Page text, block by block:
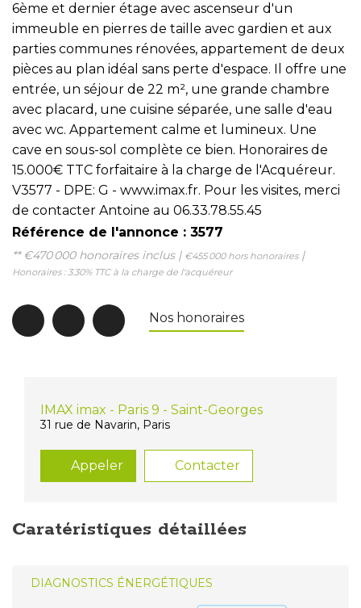
6ème et dernier étage avec ascenseur d'un
immeuble en pierres de taille avec gardien et aux
parties communes rénovées, appartement de deux
pièces au plan idéal sans perte d'espace. Il offre une
entrée, un séjour de 22 m², une grande chambre
avec placard, une cuisine séparée, une salle d'eau
avec wc. Appartement calme et lumineux. Une
cave en sous-sol complète ce bien. Honoraires de
15.000€ TTC forfaitaire à la charge de l'Acquéreur.
V3577 - DPE: G - www.imax.fr. Pour les visites, merci
de contacter Antoine au 06.33.78.55.45
Référence de l'annonce : 3577
** €470 000 honoraires inclus | €455 000 hors honoraires|
Honoraires : 3.30% TTC à la charge de l'acquéreur
Nos honoraires
IMAX imax - Paris 9 - Saint-Georges
31 rue de Navarin, Paris
Appeler Contacter
Caratéristiques détaillées
DIAGNOSTICS ÉNERGÉTIQUES